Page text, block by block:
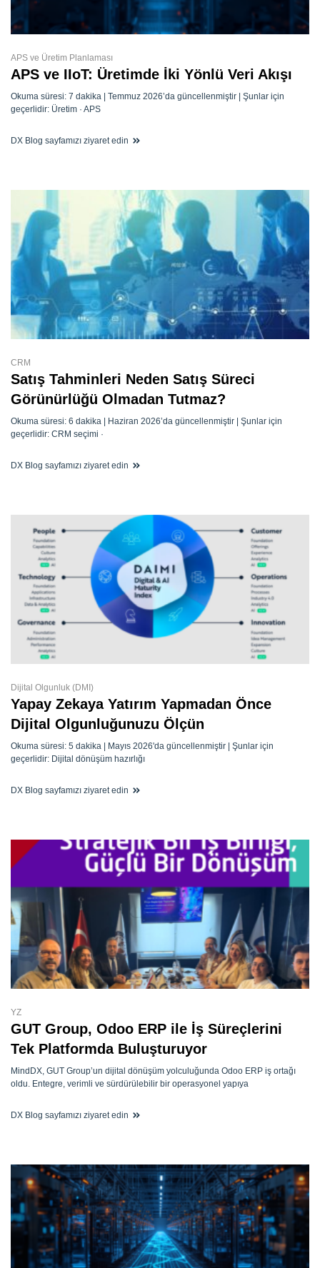
APS ve Üretim Planlaması
APS ve IIoT: Üretimde İki Yönlü Veri Akışı
Okuma süresi: 7 dakika | Temmuz 2026’da güncellenmiştir | Şunlar için
geçerlidir: Üretim · APS
DX Blog sayfamızı ziyaret edin
CRM
Satış Tahminleri Neden Satış Süreci
Görünürlüğü Olmadan Tutmaz?
Okuma süresi: 6 dakika | Haziran 2026’da güncellenmiştir | Şunlar için
geçerlidir: CRM seçimi ·
DX Blog sayfamızı ziyaret edin
Dijital Olgunluk (DMI)
Yapay Zekaya Yatırım Yapmadan Önce
Dijital Olgunluğunuzu Ölçün
Okuma süresi: 5 dakika | Mayıs 2026'da güncellenmiştir | Şunlar için
geçerlidir: Dijital dönüşüm hazırlığı
DX Blog sayfamızı ziyaret edin
YZ
GUT Group, Odoo ERP ile İş Süreçlerini
Tek Platformda Buluşturuyor
MindDX, GUT Group’un dijital dönüşüm yolculuğunda Odoo ERP iş ortağı
oldu. Entegre, verimli ve sürdürülebilir bir operasyonel yapıya
DX Blog sayfamızı ziyaret edin